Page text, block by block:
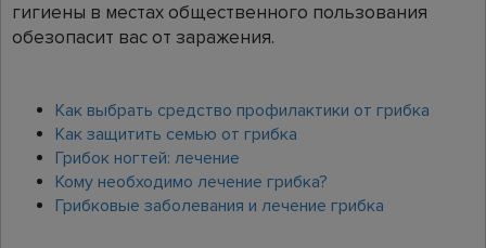
гигиены в местах общественного пользования
обезопасит вас от заражения.
Как выбрать средство профилактики от грибка
Как защитить семью от грибка
Грибок ногтей: лечение
Кому необходимо лечение грибка?
Грибковые заболевания и лечение грибка